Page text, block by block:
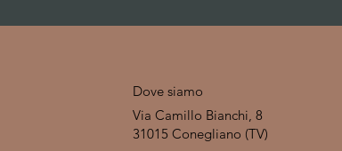
Dove siamo
Via Camillo Bianchi, 8
31015 Conegliano (TV)